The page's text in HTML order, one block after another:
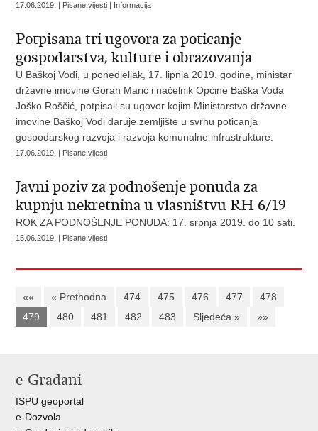
17.06.2019. | Pisane vijesti | Informacija
Potpisana tri ugovora za poticanje
gospodarstva, kulture i obrazovanja
U Baškoj Vodi, u ponedjeljak, 17. lipnja 2019. godine, ministar
državne imovine Goran Marić i načelnik Općine Baška Voda
Joško Roščić, potpisali su ugovor kojim Ministarstvo državne
imovine Baškoj Vodi daruje zemljište u svrhu poticanja
gospodarskog razvoja i razvoja komunalne infrastrukture.
17.06.2019. | Pisane vijesti
Javni poziv za podnošenje ponuda za
kupnju nekretnina u vlasništvu RH 6/19
ROK ZA PODNOŠENJE PONUDA: 17. srpnja 2019. do 10 sati.
15.06.2019. | Pisane vijesti
«« « Prethodna 474 475 476 477
478
479
480 481 482 483 Sljedeća » »»
e-Građani
ISPU geoportal
e-Dozvola